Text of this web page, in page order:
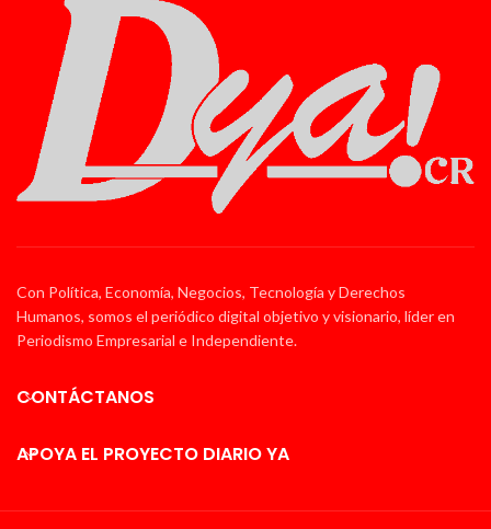
Con Política, Economía, Negocios, Tecnología y Derechos
Humanos, somos el periódico digital objetivo y visionario, líder en
Periodismo Empresarial e Independiente.
CONTÁCTANOS
APOYA EL PROYECTO DIARIO YA